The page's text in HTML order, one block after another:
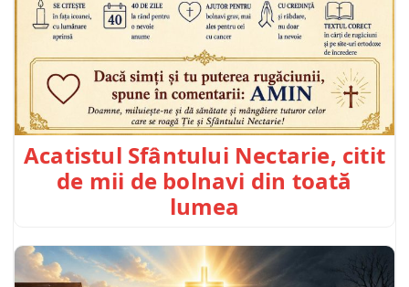
Acatistul Sfântului Nectarie, citit
de mii de bolnavi din toată
lumea